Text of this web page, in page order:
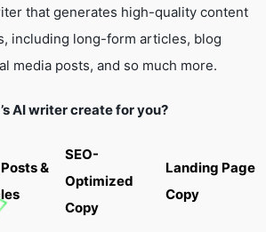
that generates high-quality content
including long-form articles, blog
media posts, and so much more.
AI writer create for you?
&
SEO-
Optimized
Copy
Landing Page
Copy